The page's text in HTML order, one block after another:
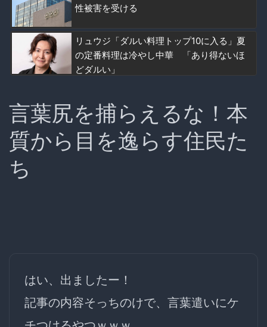
性被害を受ける
リュウジ「ダルい料理トップ10に入る」夏
の定番料理は冷やし中華 「あり得ないほ
どダルい」
言葉尻を捕らえるな！本
質から目を逸らす住民た
ち
はい、出ましたー！
記事の内容そっちのけで、言葉遣いにケ